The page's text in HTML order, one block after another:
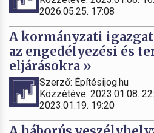
2026.05.25. 17:08
A kormányzati
az engedélyezési és
eljárásokra »
Szerző: Építésijog.hu
Közzétéve: 2023.01.08.
2023.01.19. 19:20